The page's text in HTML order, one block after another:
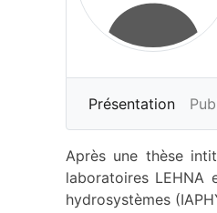
Présentation
Après une thèse
laboratoires LEHNA
hydrosystèmes